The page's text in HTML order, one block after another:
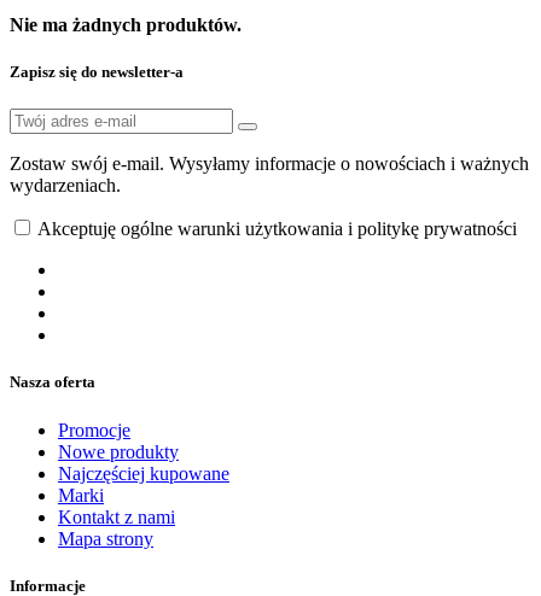
Nie ma żadnych produktów.
Zapisz się do newsletter-a
Zostaw swój e-mail. Wysyłamy informacje o nowościach i ważnych
wydarzeniach.
Akceptuję ogólne warunki użytkowania i politykę prywatności
Nasza oferta
Promocje
Nowe produkty
Najczęściej kupowane
Marki
Kontakt z nami
Mapa strony
Informacje